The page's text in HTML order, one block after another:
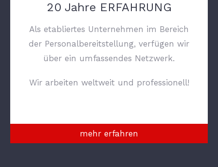
20 Jahre ERFAHRUNG
Als etabliertes Unternehmen im Bereich
der Personalbereitstellung, verfügen wir
über ein umfassendes Netzwerk.
Wir arbeiten weltweit und professionell!
mehr erfahren